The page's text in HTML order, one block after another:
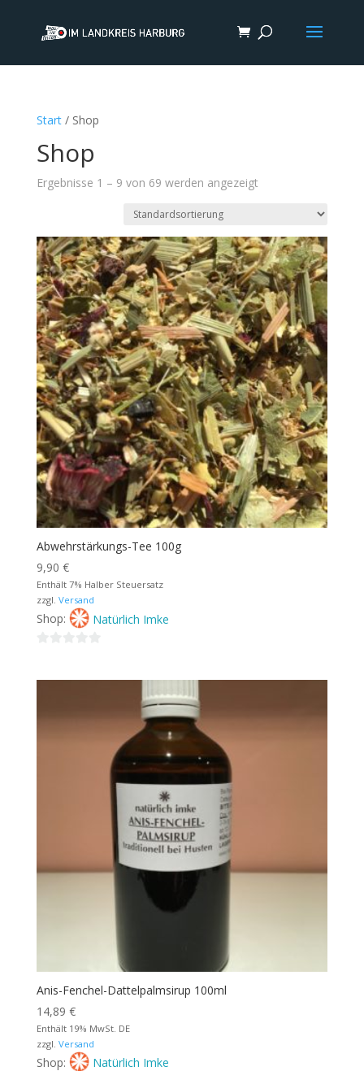
Start/ Shop
Shop
Ergebnisse 1 – 9 von 69 werden angezeigt
Abwehrstärkungs-Tee 100g
9,90 €
Enthält 7% Halber Steuersatz
zzgl. Versand
Shop: Natürlich Imke
Anis-Fenchel-Dattelpalmsirup 100ml
14,89 €
Enthält 19% MwSt. DE
zzgl. Versand
Shop: Natürlich Imke